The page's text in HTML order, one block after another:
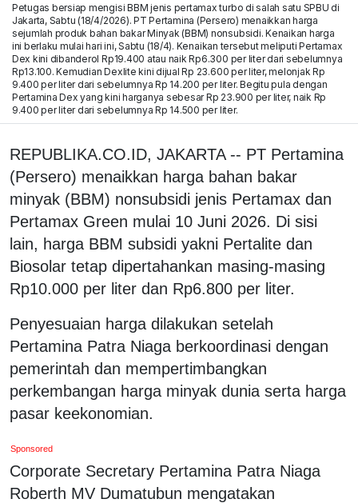
Petugas bersiap mengisi BBM jenis pertamax turbo di salah satu SPBU di
Jakarta, Sabtu (18/4/2026). PT Pertamina (Persero) menaikkan harga
sejumlah produk bahan bakar Minyak (BBM) nonsubsidi. Kenaikan harga
ini berlaku mulai hari ini, Sabtu (18/4). Kenaikan tersebut meliputi Pertamax
Dex kini dibanderol Rp19.400 atau naik Rp6.300 per liter dari sebelumnya
Rp13.100. Kemudian Dexlite kini dijual Rp 23.600 per liter, melonjak Rp
9.400 per liter dari sebelumnya Rp 14.200 per liter. Begitu pula dengan
Pertamina Dex yang kini harganya sebesar Rp 23.900 per liter, naik Rp
9.400 per liter dari sebelumnya Rp 14.500 per liter.
REPUBLIKA.CO.ID, JAKARTA -- PT Pertamina
(Persero) menaikkan harga bahan bakar
minyak (BBM) nonsubsidi jenis Pertamax dan
Pertamax Green mulai 10 Juni 2026. Di sisi
lain, harga BBM subsidi yakni Pertalite dan
Biosolar tetap dipertahankan masing-masing
Rp10.000 per liter dan Rp6.800 per liter.
Penyesuaian harga dilakukan setelah
Pertamina Patra Niaga berkoordinasi dengan
pemerintah dan mempertimbangkan
perkembangan harga minyak dunia serta harga
pasar keekonomian.
Sponsored
Corporate Secretary Pertamina Patra Niaga
Roberth MV Dumatubun mengatakan